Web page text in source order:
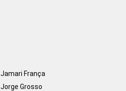
Jamari França
Jorge Grosso